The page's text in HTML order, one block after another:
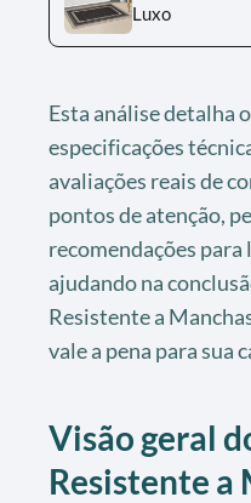
Luxo
Esta análise detalha
especificações
avaliações reais de
pontos de atenção,
recomendações
ajudando na
Resistente a
vale a pena para sua
Visão geral
Resistente a